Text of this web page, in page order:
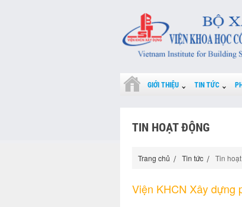
GIỚI THIỆU TIN TỨC
TIN HOẠT ĐỘNG
Trang chủ Tin tức Tin
Viện KHCN Xây dựng